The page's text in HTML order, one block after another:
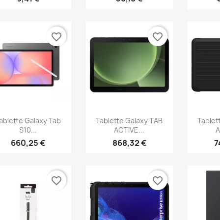
Aperçu rapide
Galaxy Tab
S10...
660,25 €
favorite_border
Aperçu rapide
Tablette Galaxy TAB
ACTIVE...
868,32 €
favorite_border

favorite_border favorite_border